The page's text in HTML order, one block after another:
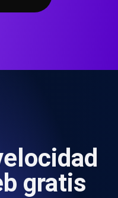
gratis